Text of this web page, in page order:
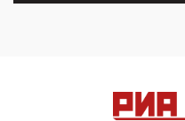
входМошенники
Госуслугах уме...